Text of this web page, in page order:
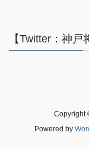
【Twitter：神戸
Copyright
Powered by